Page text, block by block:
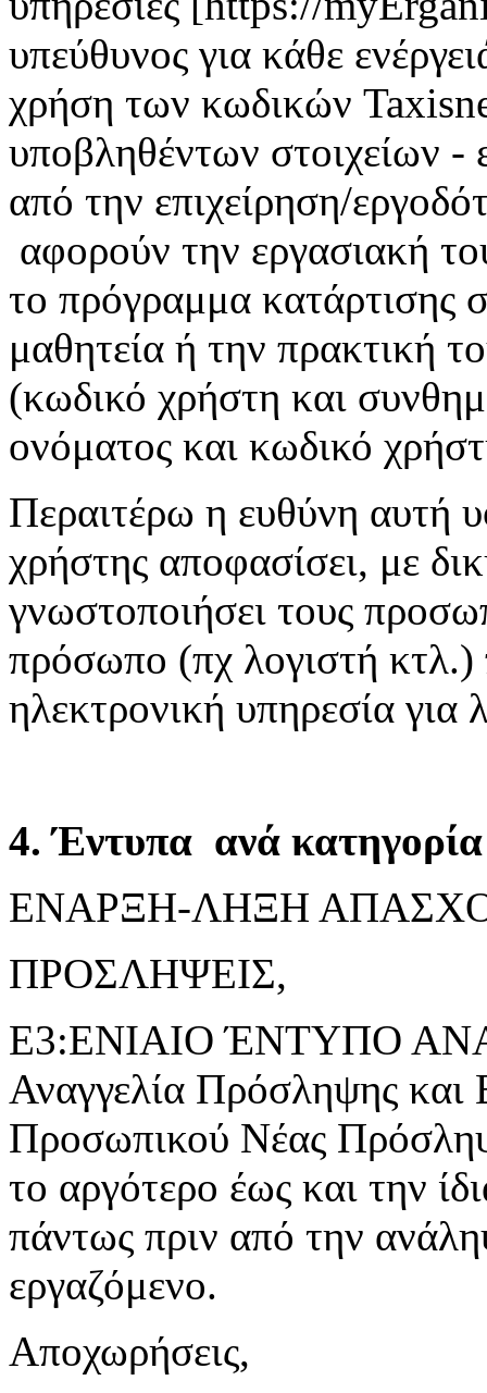
υπεύθυνος για κάθε
χρήση των κωδικών
υποβληθέντων στοιχείων -
από την επιχείρηση/
αφορούν την εργασιακή
το πρόγραμμα κατάρτισης
μαθητεία ή την πρακτική
(κωδικό χρήστη και
ονόματος και κωδικό
Περαιτέρω η ευθύνη αυτή
χρήστης αποφασίσει, με
γνωστοποιήσει τους
πρόσωπο (πχ λογιστή κτλ.)
ηλεκτρονική υπηρεσία για
4. Έντυπα ανά κατηγορία
ΕΝΑΡΞΗ-ΛΗΞΗ
ΠΡΟΣΛΗΨΕΙΣ,
Ε3:ΕΝΙΑΙΟ ΈΝΤΥΠΟ
Αναγγελία Πρόσληψης
Προσωπικού Νέας
το αργότερο έως και την
πάντως πριν από την
εργαζόμενο.
Αποχωρήσεις,